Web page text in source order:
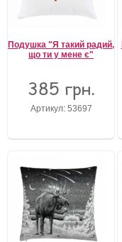
Подушка "Я такий радий,
що ти у мене є"
385 грн.
Артикул: 53697